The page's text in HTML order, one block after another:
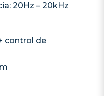
20Hz – 20kHz
control de